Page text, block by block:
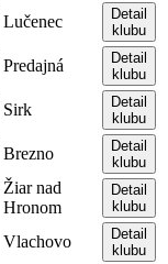
Lučenec
Detail
klubu
Predajná
Detail
klubu
Sirk
Detail
klubu
Brezno
Detail
klubu
Žiar nad
Hronom
Detail
klubu
Vlachovo
Detail
klubu